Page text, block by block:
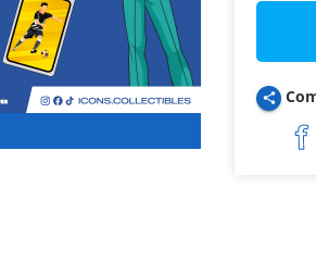
share